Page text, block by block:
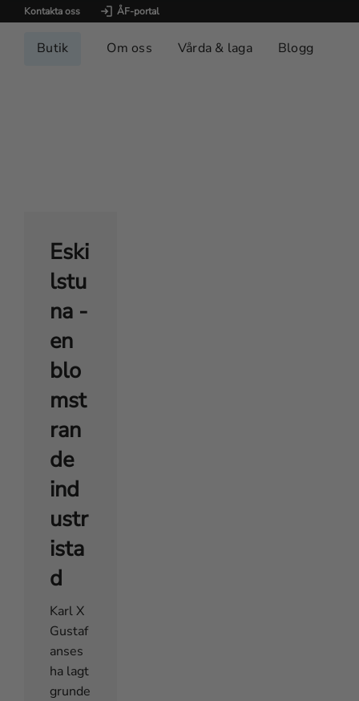
Kontakta oss ÅF-portal
Butik Om oss Vårda & laga Blogg
Eski
lstu
na -
en
blo
mst
ran
de
ind
ustr
ista
d
Karl X
Gustaf
anses
ha lagt
grunde